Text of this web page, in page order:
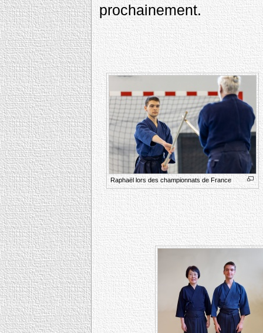
prochainement.
Raphaël lors des championnats de France